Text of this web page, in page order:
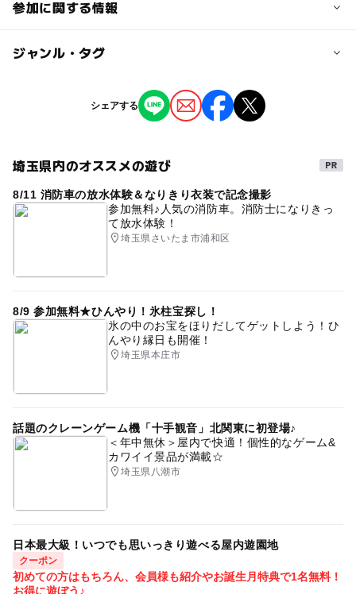
参加に関する情報
対象年齢
ジャンル・タグ
シェアする
埼玉県内のオススメの遊び
8/11 消防車の放水体験＆なりきり衣装で記念撮影
参加無料♪人気の消防車。消防士になりきっ
て放水体験！
埼玉県さいたま市浦和区
8/9 参加無料★ひんやり！氷柱宝探し！
氷の中のお宝をほりだしてゲットしよう！ひ
んやり縁日も開催！
埼玉県本庄市
話題のクレーンゲーム機「十手観音」北関東に初登場♪
＜年中無休＞屋内で快適！個性的なゲーム&
カワイイ景品が満載☆
埼玉県八潮市
日本最大級！いつでも思いっきり遊べる屋内遊園地
クーポン
初めての方はもちろん、会員様も紹介やお誕生月特典で1名無料！
お得に遊ぼう♪